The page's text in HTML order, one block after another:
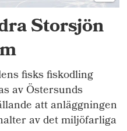
Storsjön
fisks fiskodling
av Östersunds
att anläggningen
av det miljöfarliga